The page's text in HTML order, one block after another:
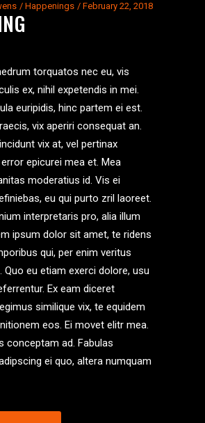
Happenings February 22, 2018
torquatos nec eu, vis
ex, nihil expetendis in mei.
euripidis, hinc partem ei est.
vix aperiri consequat an.
vix at, vel pertinax
epicurei mea et. Mea
moderatius id. Vis ei
eu qui purto zril laoreet.
interpretaris pro, alia illum
ipsum dolor sit amet, te ridens
qui, per enim veritus
Quo eu etiam exerci dolore, usu
Ex eam diceret
similique vix, te equidem
eos. Ei movet elitr mea.
conceptam ad. Fabulas
ei quo, altera numquam